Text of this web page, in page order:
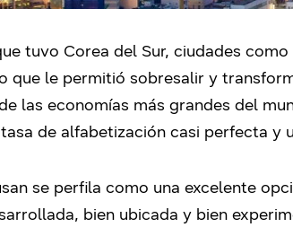
tuvo Corea del Sur, ciudades
que le permitió sobresalir y
las economías más grandes del
de alfabetización casi perfecta y
se perfila como una excelente
bien ubicada y bien